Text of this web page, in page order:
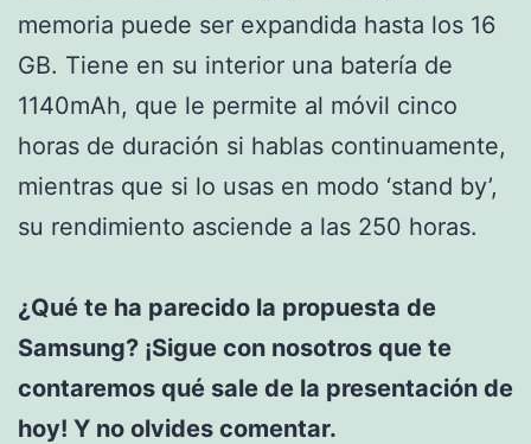
memoria puede ser expandida hasta los 16
GB. Tiene en su interior una batería de
1140mAh, que le permite al móvil cinco
horas de duración si hablas continuamente,
mientras que si lo usas en modo ‘stand by’,
su rendimiento asciende a las 250 horas.
¿Qué te ha parecido la propuesta de
Samsung? ¡Sigue con nosotros que te
contaremos qué sale de la presentación de
hoy! Y no olvides comentar.